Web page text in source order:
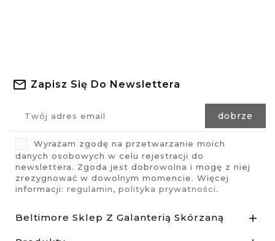
Zapisz Się Do Newslettera
Wyrażam zgodę na przetwarzanie moich
danych osobowych w celu rejestracji do
newslettera. Zgoda jest dobrowolna i mogę z niej
zrezygnować w dowolnym momencie. Więcej
informacji: regulamin, polityka prywatności.
Beltimore Sklep Z Galanterią Skórzaną 